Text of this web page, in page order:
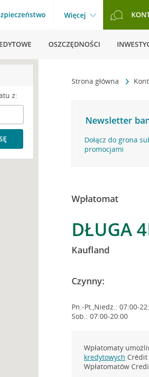
Więcej
OSZCZĘDNOŚCI
Strona główna
Newsletter
Dołącz do grona
promocjami
Wpłatomat
DŁUGA
Kaufland
Czynny:
Pn.-Pt.,Niedz.: 07:00-
Sob.: 07:00-20:00
Wpłatomaty
kredytowych
Wpłatomatów
z: